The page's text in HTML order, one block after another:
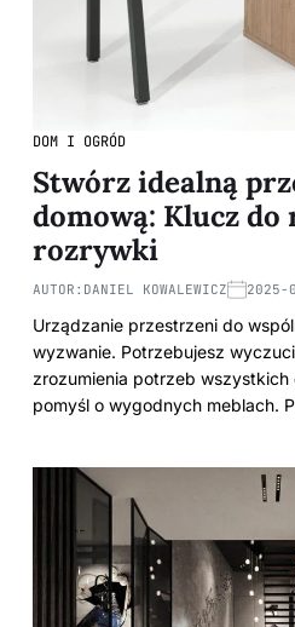
DOM I OGRÓD
Stwórz idealną
domową: Klucz
rozrywki
AUTOR: DANIEL KOWALEWICZ 2025-
Urządzanie przestrzeni do
wyzwanie. Potrzebujesz
zrozumienia potrzeb
pomyśl o wygodnych meblach.